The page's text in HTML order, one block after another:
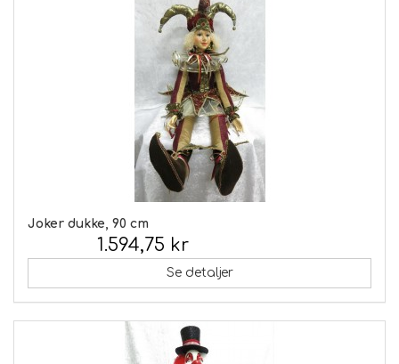
Joker dukke, 90 cm
1.594,75 kr
Se detaljer